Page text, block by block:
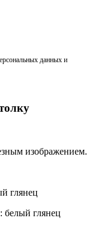
данных и
изображением.
глянец
белый глянец